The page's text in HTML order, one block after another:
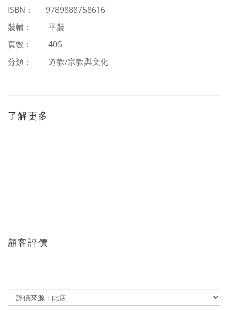
ISBN ： 9789888758616
裝幀： 平裝
頁數： 405
分類：
道教/宗教與文化
了解更多
顧客評價